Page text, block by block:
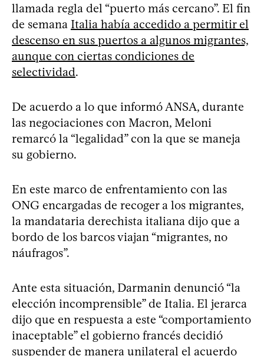
llamada regla del “puerto más cercano”. El fin
de semana Italia había accedido a permitir el
descenso en sus puertos a algunos migrantes,
aunque con ciertas condiciones de
selectividad.
De acuerdo a lo que informó ANSA, durante
las negociaciones con Macron, Meloni
remarcó la “legalidad” con la que se maneja
su gobierno.
En este marco de enfrentamiento con las
ONG encargadas de recoger a los migrantes,
la mandataria derechista italiana dijo que a
bordo de los barcos viajan “migrantes, no
náufragos”.
Ante esta situación, Darmanin denunció “la
elección incomprensible” de Italia. El jerarca
dijo que en respuesta a este “comportamiento
inaceptable” el gobierno francés decidió
suspender de manera unilateral el acuerdo